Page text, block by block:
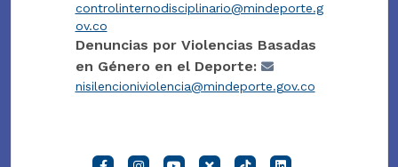
controlinternodisciplinario@mindeporte.g
ov.co
Denuncias por Violencias Basadas
en Género en el Deporte:
nisilencioniviolencia@mindeporte.gov.co